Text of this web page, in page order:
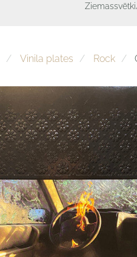
Vinila plates Rock